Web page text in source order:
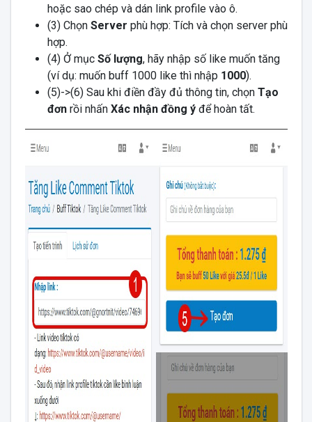
hoặc sao chép và dán link profile vào ô.
(3) Chọn Server phù hợp: Tích và chọn server phù
hợp.
(4) Ở mục Số lượng, hãy nhập số like muốn tăng
(ví dụ: muốn buff 1000 like thì nhập 1000).
(5)->(6) Sau khi điền đầy đủ thông tin, chọn Tạo
đơnrồi nhấn Xác nhận đồng ýđể hoàn tất.